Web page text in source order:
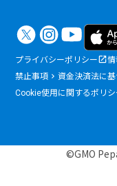
プライバシーポリシー
禁止事項
資金決済法に
Cookie使用に関するポリシ
©GMO